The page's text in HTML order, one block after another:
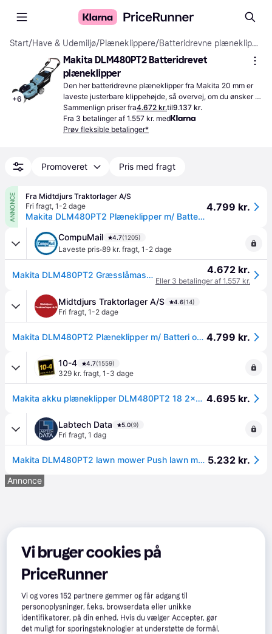
Start/Have & Udemiljø/Plæneklippere/ Batteridrevne plæneklippere
+6
Makita DLM480PT2 Batteridrevet
plæneklipper
Den her batteridrevne plæneklipper fra Makita 20 mm er
laveste justerbare klippehøjde, så overvej, om du ønsker
græsset kortere.
Sammenlign priser fra4.672 kr.til9.137 kr.
Fra 3 betalinger af 1.557 kr. med
Prøv fleksible betalinger*
Promoveret Pris med fragt
ANNONCE
Fra Midtdjurs Traktorlager A/S
Fri fragt, 1-2 dage
Makita DLM480PT2 Plæneklipper m/ Batteri og Lader
4.799 kr.
CompuMail 4.7(1205)
Laveste pris·89 kr. fragt, 1-2 dage
Makita DLM480PT2 Græsslåmaskine Elektrisk 3100opm 48 cm Skærebredde --> På lager, levering hos dig 07-08-2026 4.672 kr.
Eller 3 betalinger af 1.557 kr.
Midtdjurs Traktorlager A/S 4.6(14)
Fri fragt, 1-2 dage
Makita DLM480PT2 Plæneklipper m/ Batteri og Lader 4.799 kr.
10-4 4.7(1559)
329 kr. fragt, 1-3 dage
Makita akku plæneklipper DLM480PT2 18 2x5,0Ah DLM480PT2 4.695 kr.
Labtech Data 5.0(9)
Fri fragt, 1 dag
Makita DLM480PT2 lawn mower Push lawn mower Battery Black, Turquoise 5.232 kr.
Annonce
Vi bruger cookies på
PriceRunner
Vi og vores152 partnere gemmer og får adgang til
personoplysninger, f.eks. browserdata eller unikke
identifikatorer, på din enhed. Hvis du vælger Accepter, gør
det muligt for sporingsteknologier at understøtte de formål,